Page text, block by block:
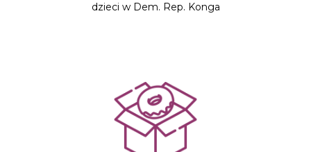
dzieci w Dem. Rep. Konga